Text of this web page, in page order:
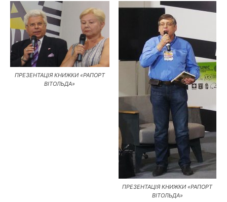
ПРЕЗЕНТАЦІЯ КНИЖКИ «РАПОРТ
ВІТОЛЬДА»
ПРЕЗЕНТАЦІЯ КНИЖКИ «РАПОРТ
ВІТОЛЬДА»